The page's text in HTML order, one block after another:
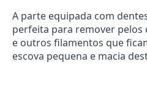
A parte equipada com
perfeita para remover pelos
e outros filamentos que
escova pequena e macia